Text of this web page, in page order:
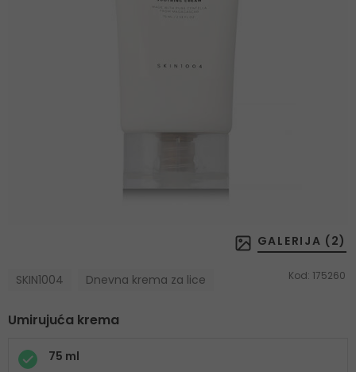
GALERIJA ( 2)
SKIN1004 Dnevna krema za lice Kod: 175260
Umirujuća krema
75 ml